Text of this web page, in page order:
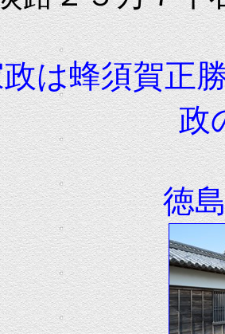
は蜂須賀正
政
徳